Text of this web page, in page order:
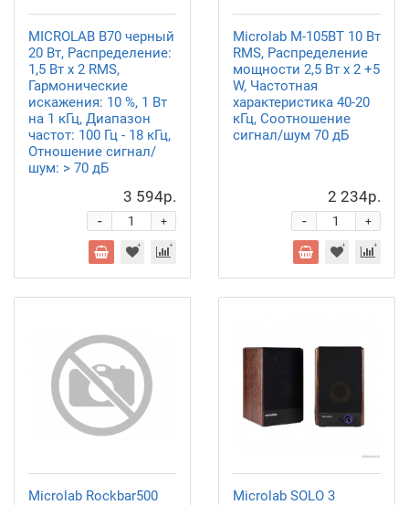
MICROLAB B70 черный
20 Вт, Распределение:
1,5 Вт x 2 RMS,
Гармонические
искажения: 10 %, 1 Вт
на 1 кГц, Диапазон
частот: 100 Гц - 18 кГц,
Отношение сигнал/
шум: > 70 дБ
3 594р.
+
-
Microlab M-105BT 10 Вт
RMS, Распределение
мощности 2,5 Вт х 2 +5
W, Частотная
характеристика 40-20
кГц, Соотношение
сигнал/шум 70 дБ
2 234р.
+
-
Microlab Rockbar500 Microlab SOLO 3